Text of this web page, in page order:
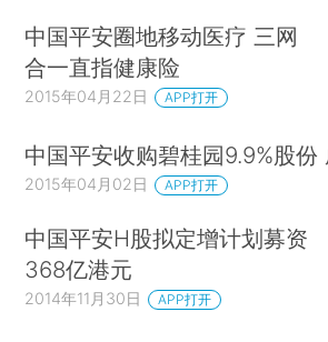
中国平安圈地移动医疗 三网
合一直指健康险
2015年04月22日 APP打开
中国平安收购碧桂园9.9%股份
2015年04月02日 APP打开
中国平安H股拟定增计划募资
368亿港元
2014年11月30日 APP打开